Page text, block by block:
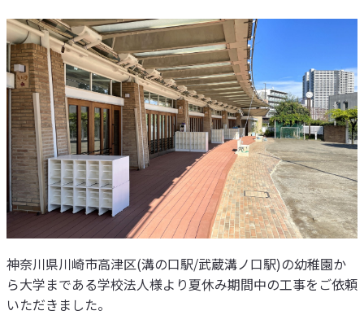
神奈川県川崎市高津区(溝の口駅/武蔵溝ノ口駅)の幼稚園か
ら大学まである学校法人様より夏休み期間中の工事をご依頼
いただきました。